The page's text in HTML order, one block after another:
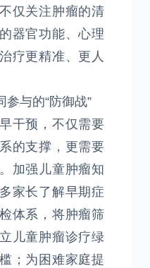
仅关注肿瘤的清
器官功能、心理
疗更精准、更人
与的“防御战”
干预，不仅需要
的支撑，更需要
加强儿童肿瘤知
家长了解早期症
体系，将肿瘤筛
儿童肿瘤诊疗绿
；为困难家庭提